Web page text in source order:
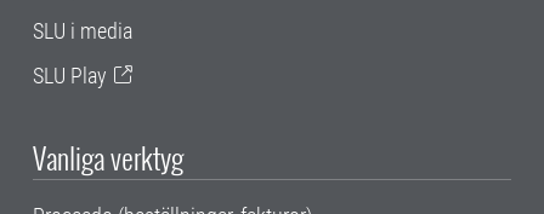
SLU i media
SLU Play
Vanliga verktyg